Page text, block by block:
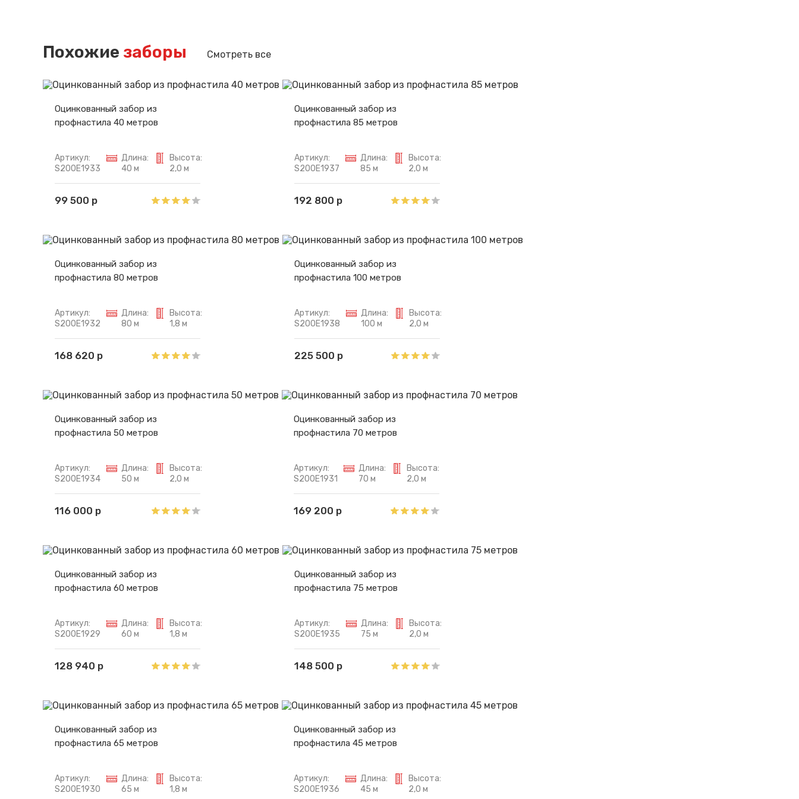
Похожие заборы Смотреть все
Оцинкованный забор из
профнастила 40 метров
Артикул:
S200E1933
Длина:
40 м
Высота:
2,0 м
99 500 р
Оцинкованный забор из
профнастила 85 метров
Артикул:
S200E1937
Длина:
85 м
Высота:
2,0 м
192 800 р
Оцинкованный забор из
профнастила 80 метров
Артикул:
S200E1932
Длина:
80 м
Высота:
1,8 м
168 620 р
Оцинкованный забор из
профнастила 100 метров
Артикул:
S200E1938
Длина:
100 м
Высота:
2,0 м
225 500 р
Оцинкованный забор из
профнастила 50 метров
Артикул:
S200E1934
Длина:
50 м
Высота:
2,0 м
116 000 р
Оцинкованный забор из
профнастила 70 метров
Артикул:
S200E1931
Длина:
70 м
Высота:
2,0 м
169 200 р
Оцинкованный забор из
профнастила 60 метров
Артикул:
S200E1929
Длина:
60 м
Высота:
1,8 м
128 940 р
Оцинкованный забор из
профнастила 75 метров
Артикул:
S200E1935
Длина:
75 м
Высота:
2,0 м
148 500 р
Оцинкованный забор из
профнастила 65 метров
Артикул:
S200E1930
Длина:
65 м
Высота:
1,8 м
Оцинкованный забор из
профнастила 45 метров
Артикул:
S200E1936
Длина:
45 м
Высота:
2,0 м